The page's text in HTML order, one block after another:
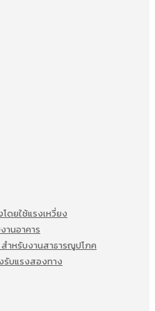
ดยใช้แรงเหวี่ยง
านอาคาร
ำหรับงานสาธารณูปโภค
รับแรงสองทาง